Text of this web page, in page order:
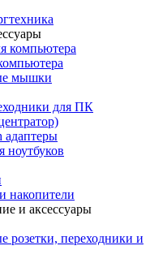
компьютера
мышки
для ПК
адаптеры
ноутбуков
накопители
и аксессуары
розетки, переходники и